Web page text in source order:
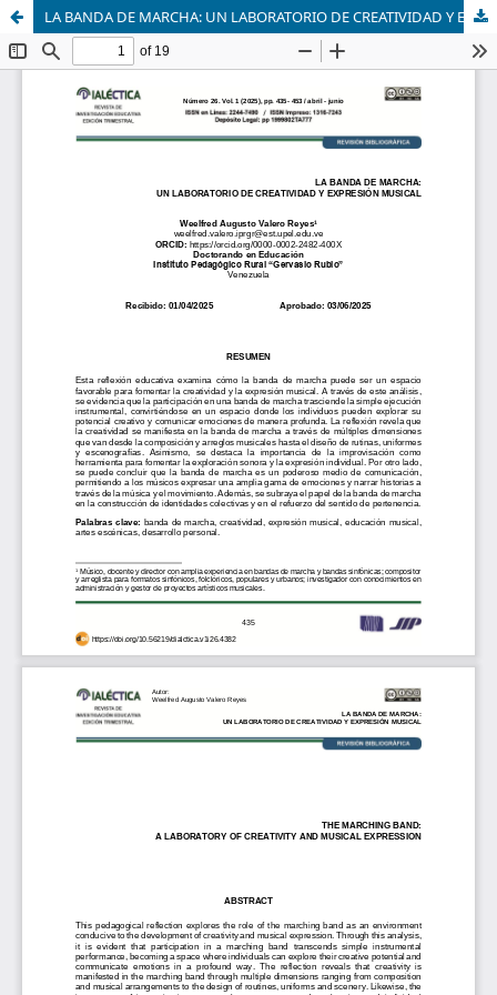
LA BANDA DE MARCHA: UN LABORATORIO DE CREATIVIDAD Y EXPRESIÓN MUSICAL